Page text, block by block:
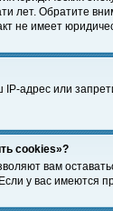
лет. Обратите
не имеет
адрес или
cookies»?
вам
у вас имеются